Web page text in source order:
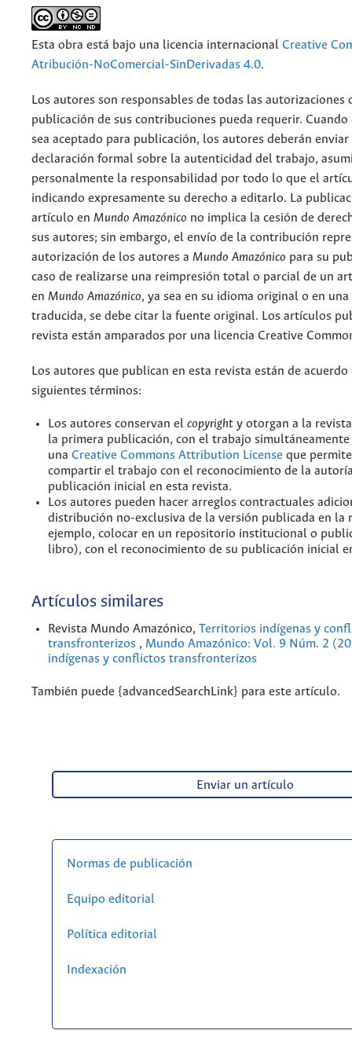
Esta obra está bajo una licencia internacional Creative
Atribución-NoComercial-SinDerivadas 4.0.
Los autores son responsables de todas las autorizaciones
publicación de sus contribuciones pueda requerir.
sea aceptado para publicación, los autores deberán enviar
declaración formal sobre la autenticidad del trabajo,
personalmente la responsabilidad por todo lo que el
indicando expresamente su derecho a editarlo. La
artículo en Mundo Amazónico no implica la cesión de
sus autores; sin embargo, el envío de la contribución
autorización de los autores a Mundo Amazónico para su
caso de realizarse una reimpresión total o parcial de un
en Mundo Amazónico, ya sea en su idioma original o en
traducida, se debe citar la fuente original. Los artículos
revista están amparados por una licencia Creative
Los autores que publican en esta revista están de acuerdo
siguientes términos:
Los autores conservan el copyright y otorgan a la
la primera publicación, con el trabajo
una Creative Commons Attribution License que
compartir el trabajo con el reconocimiento de la
publicación inicial en esta revista.
Los autores pueden hacer arreglos contractuales
distribución no-exclusiva de la versión publicada en la
ejemplo, colocar en un repositorio institucional o
libro), con el reconocimiento de su publicación inicial
Artículos similares
Revista Mundo Amazónico, Territorios indígenas y
transfronterizos , Mundo Amazónico: Vol. 9 Núm. 2
indígenas y conflictos transfronterizos
También puede {advancedSearchLink} para este artículo.
Enviar un artículo
Normas de publicación
Equipo editorial
Política editorial
Indexación